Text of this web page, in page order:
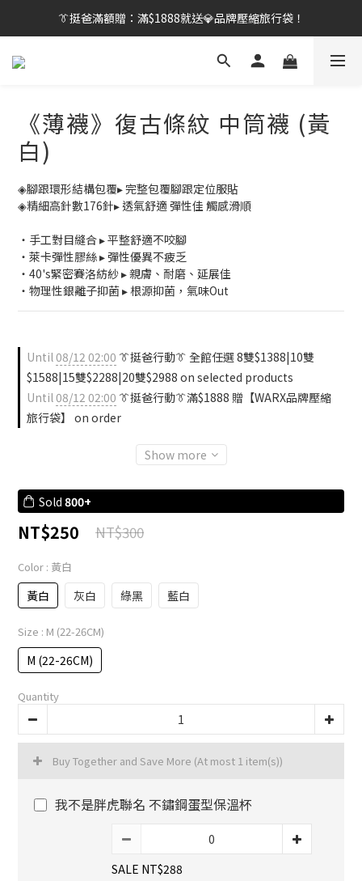
👔挺爸行動：全館襪款【最低$149起】✨立即下單！
👔挺爸滿額贈：滿$1888就送💎品牌壓縮旅行袋！
【刷卡/電子支付限定】下單送✨WARX品牌質感杯袋！
《薄襪》復古條紋 中筒襪 (黃
白)
◈腳跟環形結構包覆▸ 完整包覆腳跟定位服貼
◈精細高針數176針▸ 透氣舒適 彈性佳 觸感滑順
・手工對目縫合 ▸ 平整舒適不咬腳
・萊卡彈性膠絲 ▸ 彈性優異不疲乏
・40's緊密賽洛紡紗 ▸ 親膚、耐磨、延展佳
・物理性銀離子抑菌 ▸ 根源抑菌，氣味Out
Until08/12 02:00 👔挺爸行動👔 全館任選 8雙$1388|10雙
$1588|15雙$2288|20雙$2988 on selected products
Until08/12 02:00 👔挺爸行動👔滿$1888 贈【WARX品牌壓縮
旅行袋】 on order
Show more
Sold 800+
NT$250 NT$300
Color : 黃白
黃白 灰白 綠黑 藍白
Size : M (22-26CM)
M (22-26CM)
Quantity
Buy Together and Save More (At most 1 item(s))
我不是胖虎聯名 不鏽鋼蛋型保溫杯
SALE NT$288